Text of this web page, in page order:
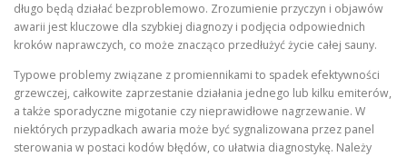
długo będą działać bezproblemowo. Zrozumienie przyczyn i objawów
awarii jest kluczowe dla szybkiej diagnozy i podjęcia odpowiednich
kroków naprawczych, co może znacząco przedłużyć życie całej sauny.
Typowe problemy związane z promiennikami to spadek efektywności
grzewczej, całkowite zaprzestanie działania jednego lub kilku emiterów,
a także sporadyczne migotanie czy nieprawidłowe nagrzewanie. W
niektórych przypadkach awaria może być sygnalizowana przez panel
sterowania w postaci kodów błędów, co ułatwia diagnostykę. Należy